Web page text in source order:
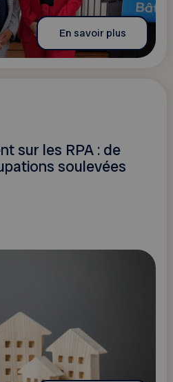
En savoir plus
sur les RPA : de
soulevées